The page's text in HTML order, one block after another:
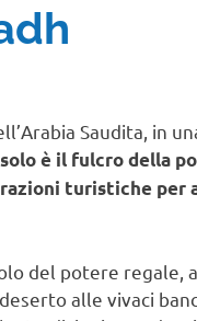
Saudita, in
è il fulcro della
turistiche
del potere regale,
alle vivaci